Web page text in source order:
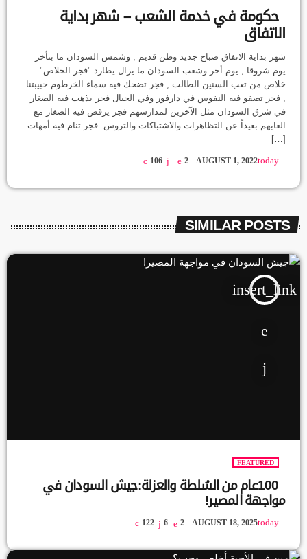
حكومة في خدمة الشعب – شهر بداية
الاتفاق
شهر بداية الاتفاق صباح جديد وطن قديم , وشمس السودان ما بتأخر
يوم شروقا , يوم أخر وشعب السودان ما يزال يطارد "فجر الخلاص"
خلاص من تعب السنين الطالت , فجر تضحك فيه سماء الخرطوم حبيبتنا
, فجر تصفو فيه النفوس في دارفور وفي الجبال فجر يذهب فيه الصغار
في شرق السودان مثل الآخرين لمدارسهم فجر يرقص فيه الصغار مع
العابهم بعيداً عن التظاهرات والاشتباكات والتروس. فجر تنام فيه أمهات
[…]
today
AUGUST 1, 2022
106 2
SIMILAR POSTS
insert_link
FEATURED
100عام من السُلطة والعزلة:جيش السودان في
مواجهة المصير!
today
AUGUST 18, 2025
122 6 2